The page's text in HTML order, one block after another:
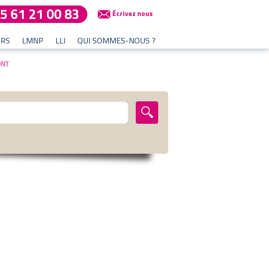
61 21 00 83 Écrivez nous
LMNP LLI QUI SOMMES-NOUS ?